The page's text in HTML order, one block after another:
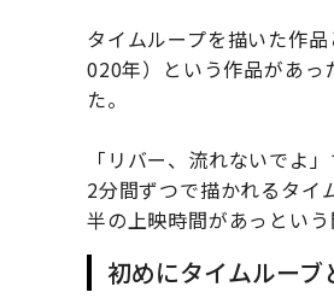
タイムループを描いた作
020年）という作品があっ
た。
「リバー、流れないでよ
2分間ずつで描かれるタイ
半の上映時間があっという
初めにタイムルーブ